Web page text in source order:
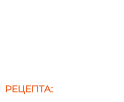
РЕЦЕПТА: